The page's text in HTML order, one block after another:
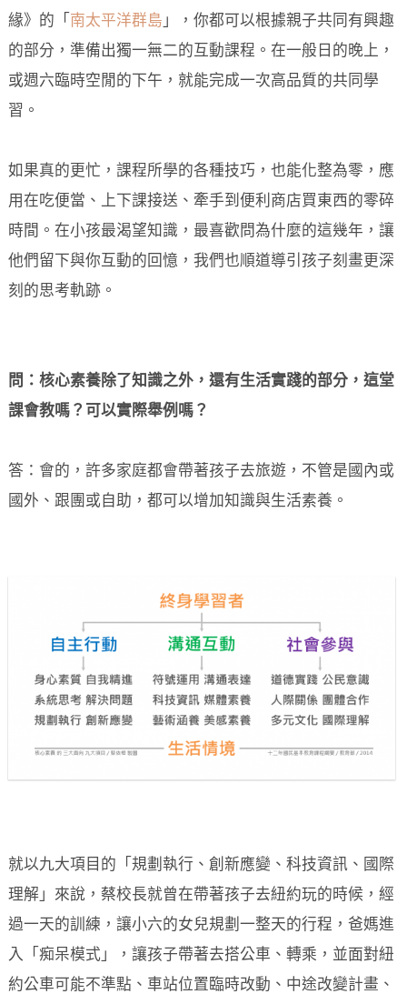
緣》的「 南太平洋群島 」，你都可以根據親子共同有興趣
的部分，準備出獨一無二的互動課程。在一般日的晚上，
或週六臨時空閒的下午，就能完成一次高品質的共同學
習。
如果真的更忙，課程所學的各種技巧，也能化整為零，應
用在吃便當、上下課接送、牽手到便利商店買東西的零碎
時間。在小孩最渴望知識，最喜歡問為什麼的這幾年，讓
他們留下與你互動的回憶，我們也順道導引孩子刻畫更深
刻的思考軌跡。
問：核心素養除了知識之外，還有生活實踐的部分，這堂
課會教嗎？可以實際舉例嗎？
答：會的，許多家庭都會帶著孩子去旅遊，不管是國內或
國外、跟團或自助，都可以增加知識與生活素養。
就以九大項目的「規劃執行、創新應變、科技資訊、國際
理解」來說，蔡校長就曾在帶著孩子去紐約玩的時候，經
過一天的訓練，讓小六的女兒規劃一整天的行程，爸媽進
入「痴呆模式」，讓孩子帶著去搭公車、轉乘，並面對紐
約公車可能不準點、車站位置臨時改動、中途改變計畫、